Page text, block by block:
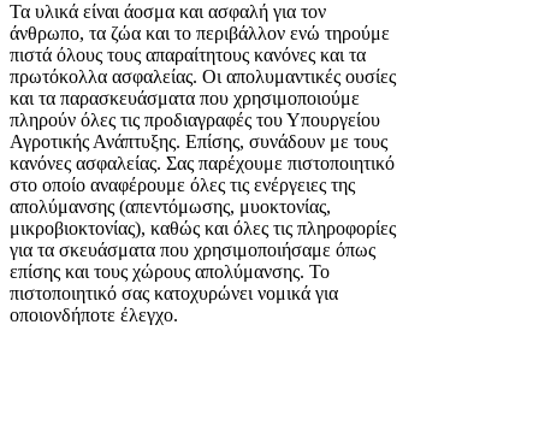
Τα υλικά είναι άοσμα και ασφαλή για τον
άνθρωπο, τα ζώα και το περιβάλλον ενώ τηρούμε
πιστά όλους τους απαραίτητους κανόνες και τα
πρωτόκολλα ασφαλείας. Οι απολυμαντικές ουσίες
και τα παρασκευάσματα που χρησιμοποιούμε
πληρούν όλες τις προδιαγραφές του Υπουργείου
Αγροτικής Ανάπτυξης. Επίσης, συνάδουν με τους
κανόνες ασφαλείας. Σας παρέχουμε πιστοποιητικό
στο οποίο αναφέρουμε όλες τις ενέργειες της
απολύμανσης (απεντόμωσης, μυοκτονίας,
μικροβιοκτονίας), καθώς και όλες τις πληροφορίες
για τα σκευάσματα που χρησιμοποιήσαμε όπως
επίσης και τους χώρους απολύμανσης. Το
πιστοποιητικό σας κατοχυρώνει νομικά για
οποιονδήποτε έλεγχο.